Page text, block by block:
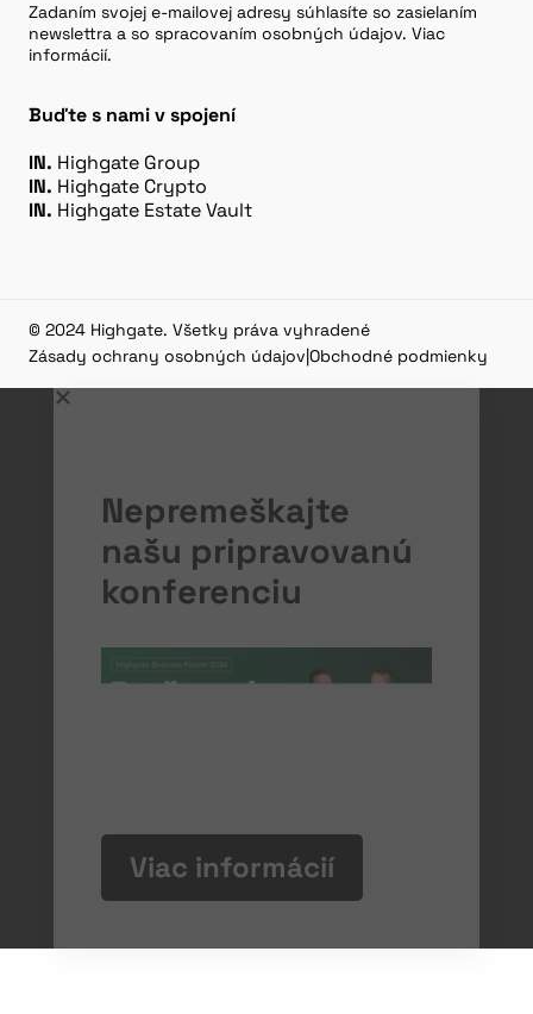
Zadaním svojej e-mailovej adresy súhlasíte so zasielaním
newslettra a so spracovaním osobných údajov. Viac
informácií.
Buďte s nami v spojení
IN. Highgate Group
IN. Highgate Crypto
IN. Highgate Estate Vault
© 2024 Highgate. Všetky práva vyhradené
Zásady ochrany osobných údajov|Obchodné podmienky